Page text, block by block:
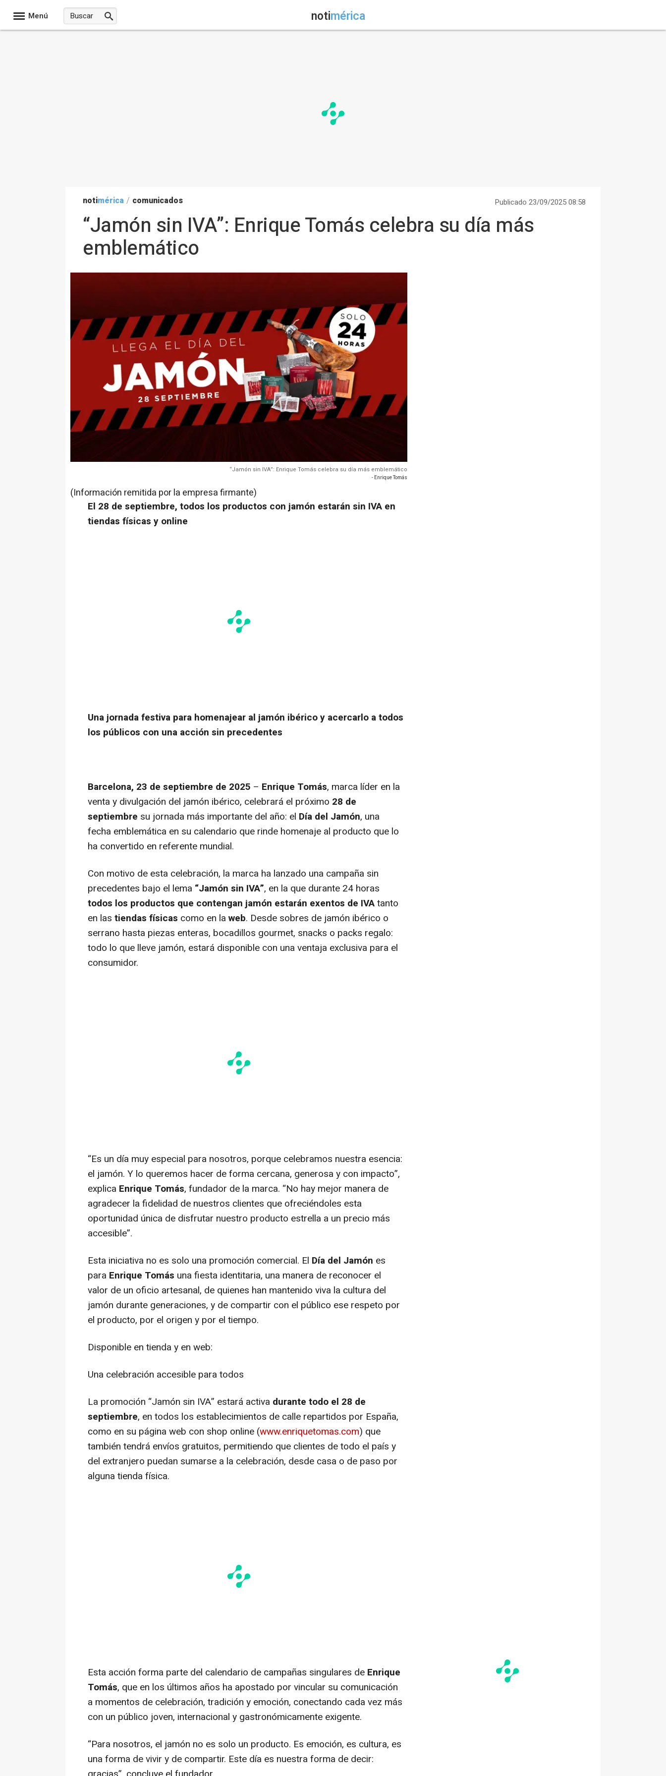
Menú notimérica
notimérica / comunicados Publicado 23/09/2025 08:58
“Jamón sin IVA”: Enrique Tomás celebra su día más
emblemático
“Jamón sin IVA”: Enrique Tomás celebra su día más emblemático
- Enrique Tomás
(Información remitida por la empresa firmante)
El 28 de septiembre, todos los productos con jamón estarán sin IVA en
tiendas físicas y online
Una jornada festiva para homenajear al jamón ibérico y acercarlo a todos
los públicos con una acción sin precedentes
Barcelona, 23 de septiembre de 2025 – Enrique Tomás, marca líder en la
venta y divulgación del jamón ibérico, celebrará el próximo 28 de
septiembre su jornada más importante del año: el Día del Jamón, una
fecha emblemática en su calendario que rinde homenaje al producto que lo
ha convertido en referente mundial.
Con motivo de esta celebración, la marca ha lanzado una campaña sin
precedentes bajo el lema “Jamón sin IVA”, en la que durante 24 horas
todos los productos que contengan jamón estarán exentos de IVAtanto
en las tiendas físicas como en la web. Desde sobres de jamón ibérico o
serrano hasta piezas enteras, bocadillos gourmet, snacks o packs regalo:
todo lo que lleve jamón, estará disponible con una ventaja exclusiva para el
consumidor.
“Es un día muy especial para nosotros, porque celebramos nuestra esencia:
el jamón. Y lo queremos hacer de forma cercana, generosa y con impacto”,
explica Enrique Tomás, fundador de la marca. “No hay mejor manera de
agradecer la fidelidad de nuestros clientes que ofreciéndoles esta
oportunidad única de disfrutar nuestro producto estrella a un precio más
accesible”.
Esta iniciativa no es solo una promoción comercial. El Día del Jamón es
para Enrique Tomás una fiesta identitaria, una manera de reconocer el
valor de un oficio artesanal, de quienes han mantenido viva la cultura del
jamón durante generaciones, y de compartir con el público ese respeto por
el producto, por el origen y por el tiempo.
Disponible en tienda y en web:
Una celebración accesible para todos
La promoción “Jamón sin IVA” estará activa durante todo el 28 de
septiembre, en todos los establecimientos de calle repartidos por España,
como en su página web con shop online (www.enriquetomas.com) que
también tendrá envíos gratuitos, permitiendo que clientes de todo el país y
del extranjero puedan sumarse a la celebración, desde casa o de paso por
alguna tienda física.
Esta acción forma parte del calendario de campañas singulares de Enrique
Tomás, que en los últimos años ha apostado por vincular su comunicación
a momentos de celebración, tradición y emoción, conectando cada vez más
con un público joven, internacional y gastronómicamente exigente.
“Para nosotros, el jamón no es solo un producto. Es emoción, es cultura, es
una forma de vivir y de compartir. Este día es nuestra forma de decir: